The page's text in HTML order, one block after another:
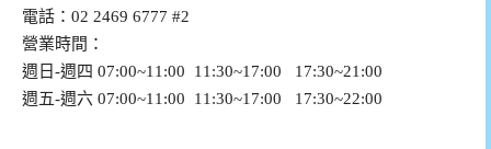
電話：02 2469 6777 #2
營業時間：
週日-週四 07:00~11:00 11:30~17:00 17:30~21:00
週五-週六 07:00~11:00 11:30~17:00 17:30~22:00